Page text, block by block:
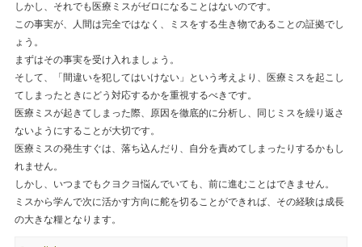
しかし、それでも医療ミスがゼロになることはないのです。
この事実が、人間は完全ではなく、ミスをする生き物であることの証拠でし
ょう。
まずはその事実を受け入れましょう。
そして、「間違いを犯してはいけない」という考えより、医療ミスを起こし
てしまったときにどう対応するかを重視するべきです。
医療ミスが起きてしまった際、原因を徹底的に分析し、同じミスを繰り返さ
ないようにすることが大切です。
医療ミスの発生すぐは、落ち込んだり、自分を責めてしまったりするかもし
れません。
しかし、いつまでもクヨクヨ悩んでいても、前に進むことはできません。
ミスから学んで次に活かす方向に舵を切ることができれば、その経験は成長
の大きな糧となります。